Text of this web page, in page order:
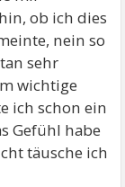
ob ich dies
nein so
sehr
wichtige
ich schon ein
Gefühl habe
täusche ich